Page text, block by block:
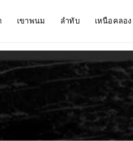
เขาพนม ลำทับ เหนือคลอง